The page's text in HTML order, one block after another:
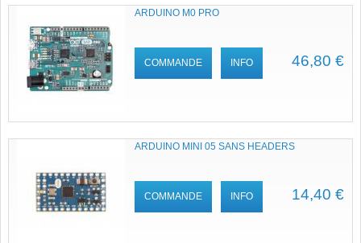
ARDUINO M0 PRO
46,80 €
COMMANDE INFO
ARDUINO MINI 05 SANS HEADERS
14,40 €
COMMANDE INFO